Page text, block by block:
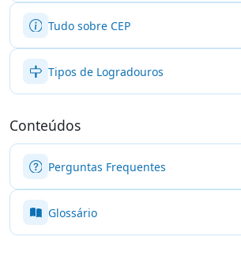
Tudo sobre CEP
Tipos de Logradouros
Conteúdos
Perguntas Frequentes
Glossário